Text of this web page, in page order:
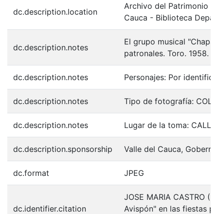
dc.description.location
Archivo del Patrimonio
Cauca - Biblioteca
dc.description.notes
El grupo musical
patronales. Toro. 1958.
dc.description.notes Personajes: Por
dc.description.notes Tipo de fotografía:
dc.description.notes Lugar de la toma:
dc.description.sponsorship Valle del Cauca,
dc.format JPEG
dc.identifier.citation
JOSE MARIA CASTRO
Avispón" en las fiestas